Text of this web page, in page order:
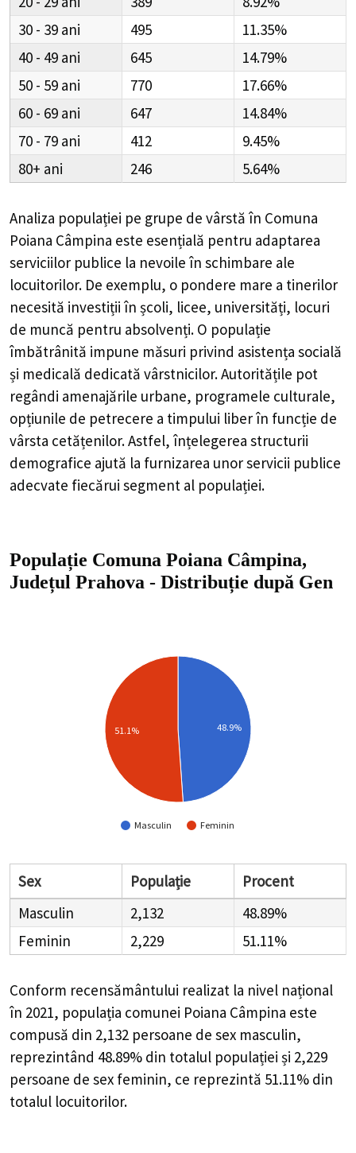
30 - 39
495
11.35%
40 - 49
645
14.79%
50 - 59
770
17.66%
60 - 69
647
14.84%
70 - 79
412
9.45%
80+
246 5.64%
Analiza populației pe grupe de vârstă în Comuna
Poiana Câmpina este esențială pentru adaptarea
serviciilor publice la nevoile în schimbare ale
locuitorilor. De exemplu, o pondere mare a tinerilor
necesită investiții în școli, licee, universități, locuri
de muncă pentru absolvenți. O populație
îmbătrânită impune măsuri privind asistența socială
și medicală dedicată vârstnicilor. Autoritățile pot
regândi amenajările urbane, programele culturale,
opțiunile de petrecere a timpului liber în funcție de
vârsta cetățenilor. Astfel, înțelegerea structurii
demografice ajută la furnizarea unor servicii publice
adecvate fiecărui segment al populației.
Populație Comuna Poiana Câmpina,
Județul Prahova - Distribuție după Gen
Masculin Feminin
48.9%
51.1%
Sex Populație
Procent
Masculin
2,132
48.89%
Feminin
2,229 51.11%
Conform recensământului realizat la nivel național
în 2021, populația comunei Poiana Câmpina este
compusă din 2,132 persoane de sex masculin,
reprezintând 48.89% din totalul populației și 2,229
persoane de sex feminin, ce reprezintă 51.11% din
totalul locuitorilor.